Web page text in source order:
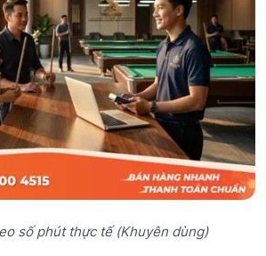
số phút thực tế (Khuyên dùng)